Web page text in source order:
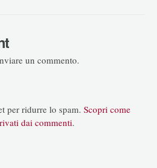
un commento.
per ridurre lo spam. Scopri come
dai commenti.